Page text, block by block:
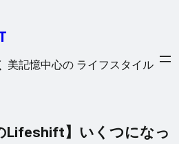
美記憶中心の ライフスタイル
Lifeshift】いくつになっ